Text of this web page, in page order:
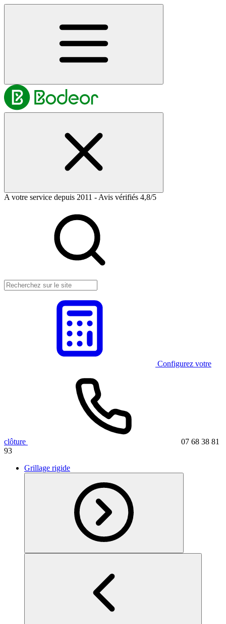
A votre service depuis 2011 - Avis vérifiés 4,8/5
Configurez votre
clôture
07 68 38 81
93
Grillage rigide